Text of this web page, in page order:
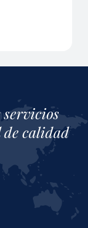
servicios
calidad